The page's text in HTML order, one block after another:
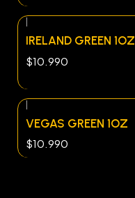
IRELAND GREEN 1OZ
$10.990
|
VEGAS GREEN 1OZ
$10.990